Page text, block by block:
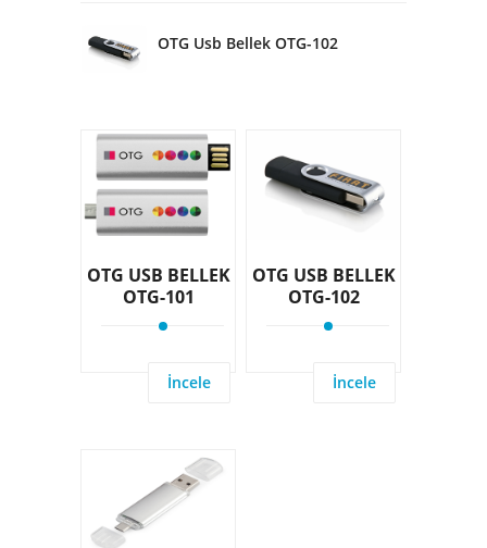
OTG Usb Bellek OTG-102
OTG USB BELLEK
OTG-101
İncele
OTG USB BELLEK
OTG-102
İncele